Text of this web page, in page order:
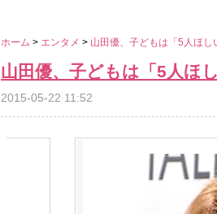
ホーム > エンタメ > 山田優、子どもは「5人ほ
山田優、子どもは「5人ほ
2015-05-22 11:52